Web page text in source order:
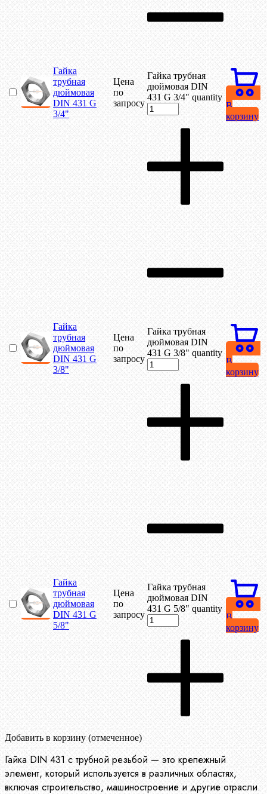
Гайка
трубная
дюймовая
DIN 431 G
3/4"
Цена
по
запросу
Гайка трубная
дюймовая DIN
431 G 3/4" quantity
В
корзину
Гайка
трубная
дюймовая
DIN 431 G
3/8"
Цена
по
запросу
Гайка трубная
дюймовая DIN
431 G 3/8" quantity
В
корзину
Гайка
трубная
дюймовая
DIN 431 G
5/8"
Цена
по
запросу
Гайка трубная
дюймовая DIN
431 G 5/8" quantity
В
корзину
Добавить в корзину (отмеченное)
Гайка DIN 431 с трубной резьбой — это крепежный
элемент, который используется в различных областях,
включая строительство, машиностроение и другие отрасли.